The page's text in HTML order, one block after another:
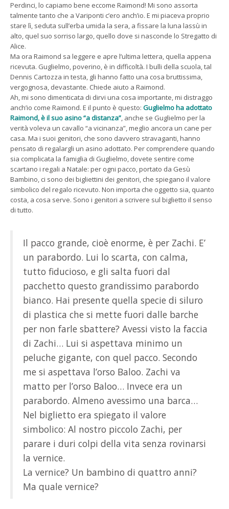
Perdinci, lo capiamo bene eccome Raimond! Mi sono assorta
talmente tanto che a Variponti c’ero anch’io. E mi piaceva proprio
stare lì, seduta sull’erba umida la sera, a fissare la luna lassù in
alto, quel suo sorriso largo, quello dove si nasconde lo Stregatto di
Alice.
Ma ora Raimond sa leggere e apre l’ultima lettera, quella appena
ricevuta. Guglielmo, poverino, è in difficoltà. I bulli della scuola, tal
Dennis Cartozza in testa, gli hanno fatto una cosa bruttissima,
vergognosa, devastante. Chiede aiuto a Raimond.
Ah, mi sono dimenticata di dirvi una cosa importante, mi distraggo
anch’io come Raimond. E il punto è questo: Guglielmo ha adottato
Raimond, è il suo asino “a distanza”, anche se Guglielmo per la
verità voleva un cavallo “a vicinanza”, meglio ancora un cane per
casa. Ma i suoi genitori, che sono davvero stravaganti, hanno
pensato di regalargli un asino adottato. Per comprendere quando
sia complicata la famiglia di Guglielmo, dovete sentire come
scartano i regali a Natale: per ogni pacco, portato da Gesù
Bambino, ci sono dei bigliettini dei genitori, che spiegano il valore
simbolico del regalo ricevuto. Non importa che oggetto sia, quanto
costa, a cosa serve. Sono i genitori a scrivere sul biglietto il senso
di tutto.
Il pacco grande, cioè enorme, è per Zachi. E’
un parabordo. Lui lo scarta, con calma,
tutto fiducioso, e gli salta fuori dal
pacchetto questo grandissimo parabordo
bianco. Hai presente quella specie di siluro
di plastica che si mette fuori dalle barche
per non farle sbattere? Avessi visto la faccia
di Zachi… Lui si aspettava minimo un
peluche gigante, con quel pacco. Secondo
me si aspettava l’orso Baloo. Zachi va
matto per l’orso Baloo… Invece era un
parabordo. Almeno avessimo una barca…
Nel biglietto era spiegato il valore
simbolico: Al nostro piccolo Zachi, per
parare i duri colpi della vita senza rovinarsi
la vernice.
La vernice? Un bambino di quattro anni?
Ma quale vernice?